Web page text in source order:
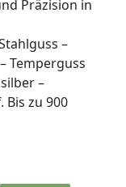
Präzision in
–
Temperguss
–
Bis zu 900